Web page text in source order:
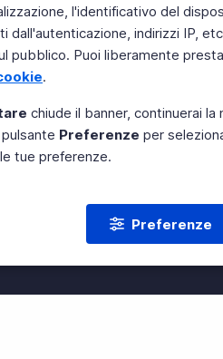
l'identificativo del
indirizzi IP,
pubblico. Puoi liberamente
.
chiude il banner, continuerai la
Preferenze per
tue preferenze.
Preferenze